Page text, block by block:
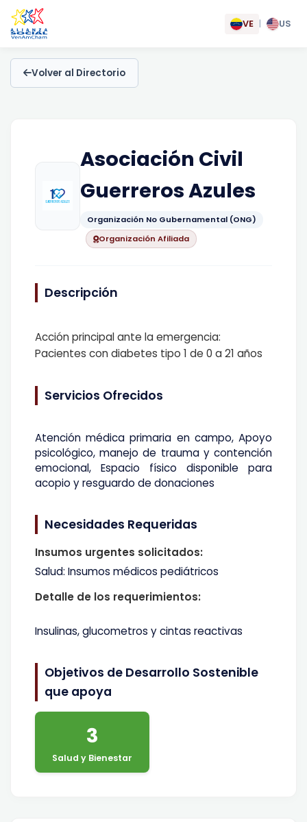
VE | US
Volver al Directorio
Asociación Civil
Guerreros Azules
Organización No Gubernamental (ONG)
Organización Afiliada
Descripción
Acción principal ante la emergencia:
Pacientes con diabetes tipo 1 de 0 a 21 años
Servicios Ofrecidos
Atención médica primaria en campo, Apoyo
psicológico, manejo de trauma y contención
emocional, Espacio físico disponible para
acopio y resguardo de donaciones
Necesidades Requeridas
Insumos urgentes solicitados:
Salud: Insumos médicos pediátricos
Detalle de los requerimientos:
Insulinas, glucometros y cintas reactivas
Objetivos de Desarrollo Sostenible
que apoya
3
Salud y Bienestar